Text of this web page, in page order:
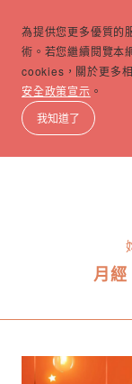
為提供您更多優質的
術。若您繼續閱覽本
cookies，關於更多
安全政策宣示 。
我知道了
月經